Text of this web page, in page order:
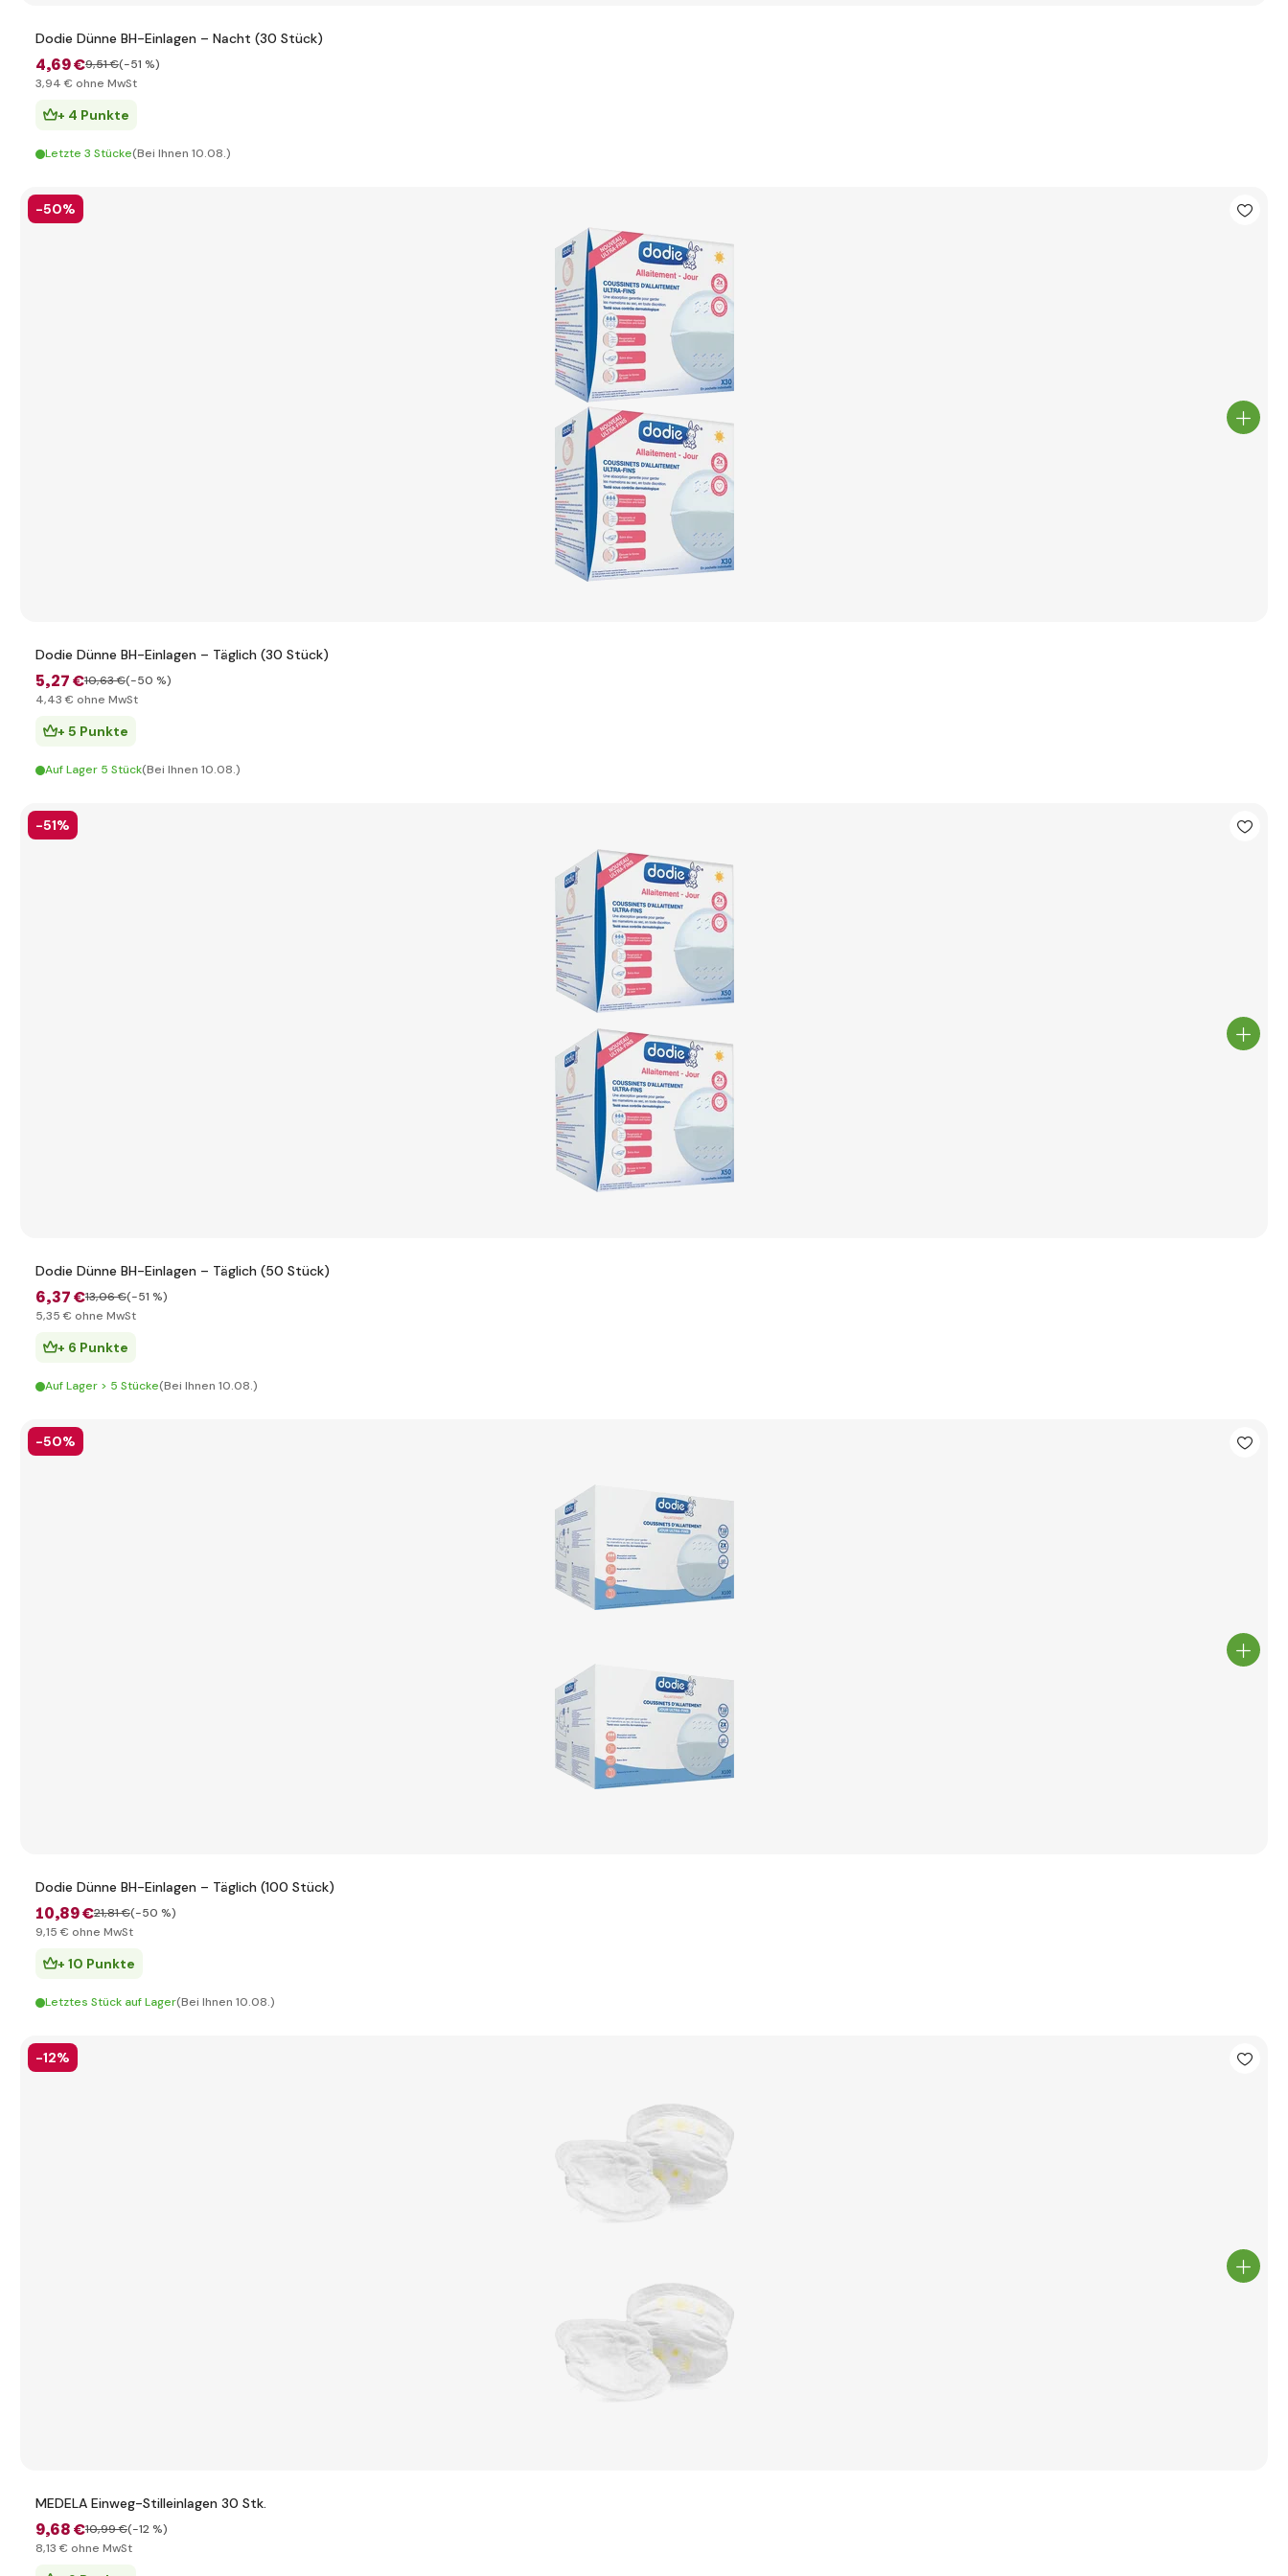
Dodie Dünne BH-Einlagen – Nacht (30 Stück)
4,69 €9,51 €(-51 %)
3,94 € ohne MwSt
+ 4 Punkte
Letzte 3 Stücke(Bei Ihnen 10.08.)
-50%
Dodie Dünne BH-Einlagen – Täglich (30 Stück)
5,27 €10,63 €(-50 %)
4,43 € ohne MwSt
+ 5 Punkte
Auf Lager 5 Stück(Bei Ihnen 10.08.)
-51%
Dodie Dünne BH-Einlagen – Täglich (50 Stück)
6,37 €13,06 €(-51 %)
5,35 € ohne MwSt
+ 6 Punkte
Auf Lager > 5 Stücke(Bei Ihnen 10.08.)
-50%
Dodie Dünne BH-Einlagen – Täglich (100 Stück)
10,89 €21,81 €(-50 %)
9,15 € ohne MwSt
+ 10 Punkte
Letztes Stück auf Lager(Bei Ihnen 10.08.)
-12%
MEDELA Einweg-Stilleinlagen 30 Stk.
9,68 €10,99 €(-12 %)
8,13 € ohne MwSt